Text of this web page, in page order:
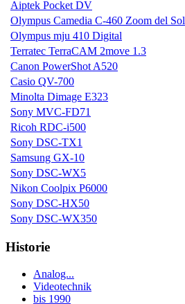
Aiptek Pocket DV
Olympus Camedia C-460 Zoom del Sol
Olympus mju 410 Digital
Terratec TerraCAM 2move 1.3
Canon PowerShot A520
Casio QV-700
Minolta Dimage E323
Sony MVC-FD71
Ricoh RDC-i500
Sony DSC-TX1
Samsung GX-10
Sony DSC-WX5
Nikon Coolpix P6000
Sony DSC-HX50
Sony DSC-WX350
Historie
Analog...
Videotechnik
bis 1990